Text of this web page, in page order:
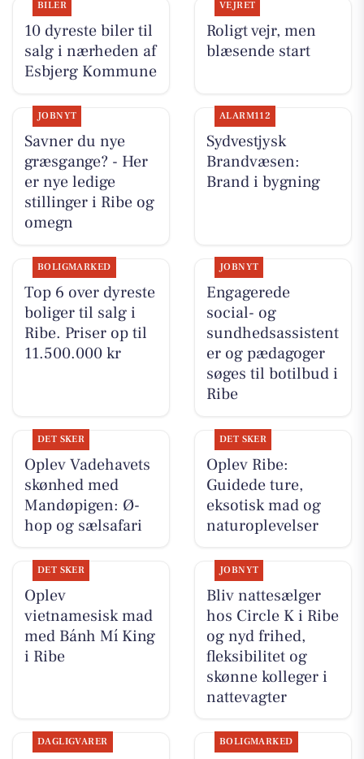
BILER
10 dyreste biler til
salg i nærheden af
Esbjerg Kommune
VEJRET
Roligt vejr, men
blæsende start
JOBNYT
Savner du nye
græsgange? - Her
er nye ledige
stillinger i Ribe og
omegn
ALARM112
Sydvestjysk
Brandvæsen:
Brand i bygning
BOLIGMARKED
Top 6 over dyreste
boliger til salg i
Ribe. Priser op til
11.500.000 kr
JOBNYT
Engagerede
social- og
sundhedsassistent
er og pædagoger
søges til botilbud i
Ribe
DET SKER
Oplev Vadehavets
skønhed med
Mandøpigen: Ø-
hop og sælsafari
DET SKER
Oplev Ribe:
Guidede ture,
eksotisk mad og
naturoplevelser
DET SKER
Oplev
vietnamesisk mad
med Bánh Mí King
i Ribe
JOBNYT
Bliv nattesælger
hos Circle K i Ribe
og nyd frihed,
fleksibilitet og
skønne kolleger i
nattevagter
DAGLIGVARER BOLIGMARKED